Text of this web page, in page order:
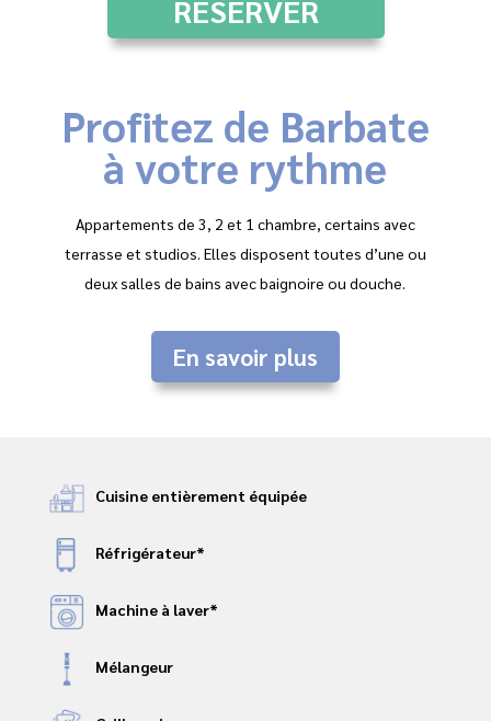
RÈSERVER
Profitez de Barbate
à votre rythme
Appartements de 3, 2 et 1 chambre, certains avec
terrasse et studios. Elles disposent toutes d’une ou
deux salles de bains avec baignoire ou douche.
En savoir plus
Cuisine entièrement équipée
Réfrigérateur*
Machine à laver*
Mélangeur